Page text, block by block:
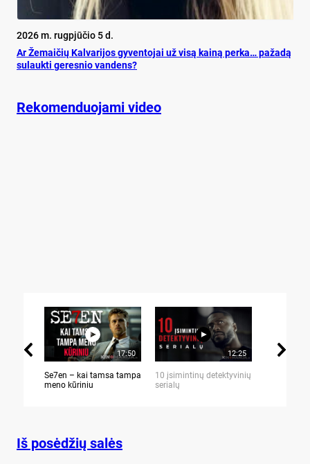
2026 m. rugpjūčio 5 d.
Ar Že­mai­čių Kal­va­ri­jos gy­ven­to­jai už vi­są kai­ną per­ka… pa­ža­dą
su­lauk­ti ge­res­nio van­dens?
Rekomenduojami video
17:50
Se7en – kai tamsa tampa
meno kūriniu
12:25
10 įsimintinų detektyvinių
serialų
Iš posėdžių salės